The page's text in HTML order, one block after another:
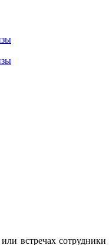
встречах